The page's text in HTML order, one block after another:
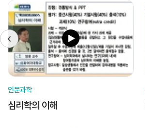
인문과학
심리학의 이해